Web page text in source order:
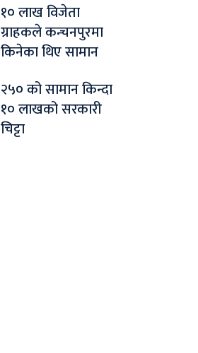
१० लाख विजेता
ग्राहकले कन्चनपुरमा
किनेका थिए सामान
२५० को सामान किन्दा
१० लाखको सरकारी
चिट्टा